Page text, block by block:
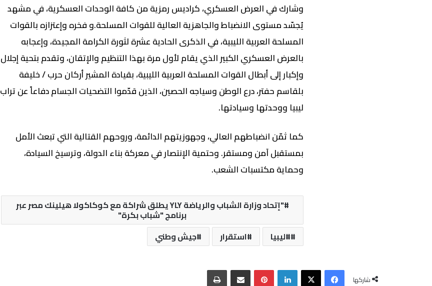
وشارك في العرض العسكري، كراديس رمزية من كافة الوحدات العسكرية، في مشهد
يُجسّد مستوى الانضباط والجاهزية العالية للقوات المسلحة.و فخره وإعتزازه بالقوات
المسلحة العربية الليبية، في الذكرى الحادية عشرة لثورة الكرامة المجيدة، وإعجابه
بالعرض العسكري الكبير الذي يقام لأول مرة بهذا التنظيم والإتقان، وتقدم بتحية إجلال
وإكبار إلى أبطال القوات المسلحة العربية الليبية، بقيادة المشير أركان حرب / خليفة
بلقاسم حفتر، درع الوطن وسياجه الحصين، الذين قدّموا التضحيات الجسام دفاعاً عن تراب
ليبيا ووحدتها وسيادتها.
كما ثمّن انضباطهم العالي، وجهوزيتهم الدائمة، وروحهم القتالية التي تبعث الأمل
بمستقبل آمن ومستقر. وحتمية الإنتصار في معركة بناء الدولة، وترسيخ السيادة،
وحماية مكتسبات الشعب.
"إتحاد وزارة الشباب والرياضة YLY يطلق شراكة مع كوكاكولا هيلينك مصر عبر
برنامج "شباب بكرة"
#ليبيا
استقرار جيش وطني
شاركها
فيسبوك‫X لينكدإن بينتيريستمشاركة عبر البريد طباعة